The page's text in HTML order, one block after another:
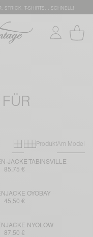
STRICK, T-SHIRTS… SCHNELL!
Primary grid
Secondary
ProduktAm Model
JACKE TABINSVILLE
85,75 €
OYOBAY
45,50 €
NYOLOW
87,50 €